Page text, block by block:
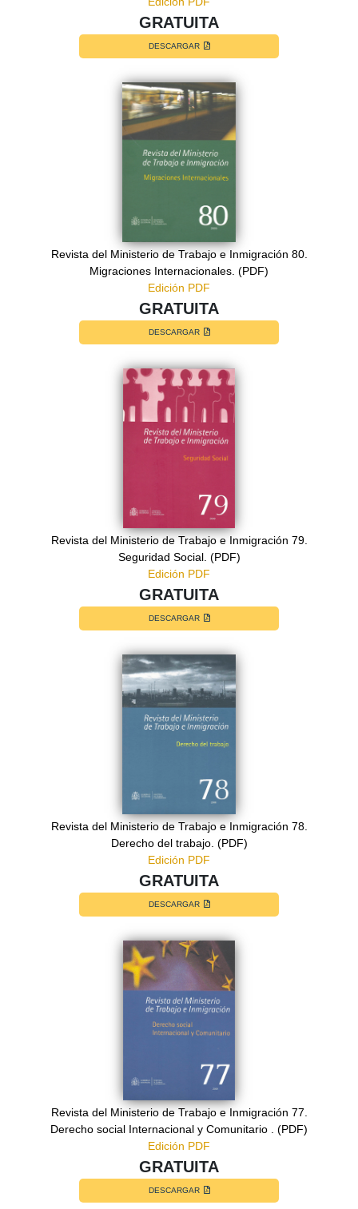
GRATUITA
DESCARGAR
Revista del Ministerio de Trabajo e Inmigración 80.
Migraciones Internacionales. (PDF)
Edición PDF
GRATUITA
DESCARGAR
Revista del Ministerio de Trabajo e Inmigración 79.
Seguridad Social. (PDF)
Edición PDF
GRATUITA
DESCARGAR
Revista del Ministerio de Trabajo e Inmigración 78.
Derecho del trabajo. (PDF)
Edición PDF
GRATUITA
DESCARGAR
Revista del Ministerio de Trabajo e Inmigración 77.
Derecho social Internacional y Comunitario . (PDF)
Edición PDF
GRATUITA
DESCARGAR